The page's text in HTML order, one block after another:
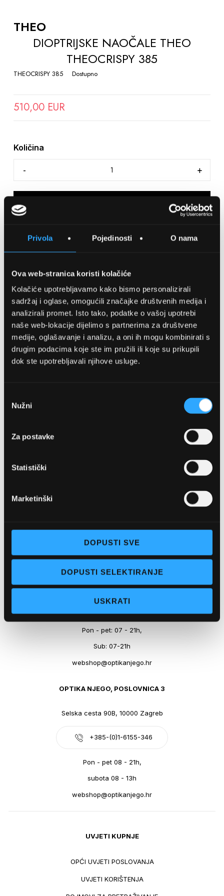
Privola Pojedinosti O nama
Ova web-stranica koristi kolačiće
Kolačiće upotrebljavamo kako bismo personalizirali
sadržaj i oglase, omogućili značajke društvenih medija i
analizirali promet. Isto tako, podatke o vašoj upotrebi
naše web-lokacije dijelimo s partnerima za društvene
medije, oglašavanje i analizu, a oni ih mogu kombinirati s
drugim podacima koje ste im pružili ili koje su prikupili
dok ste upotrebljavali njihove usluge.
pristanka
Nužni
Za postavke
Statistički
Marketinški
DOPUSTI SVE
DOPUSTI SELEKTIRANJE
USKRATI
THE
BEGINNING
GALLERY
THEO
DIOPTRIJSKE NAOČALE THEO
THEOCRISPY 385
THEOCRISPY 385 Dostupno
510,00 EUR
Količina
SPREMITE NA LISTU ŽELJA
Detalji
Podijeli s prijateljima
webshop@optikanjego.hr
OPTIKA NJEGO, POSLOVNICA 2
+385-(0)21-612-709
Pon - pet: 07 - 21h,
Sub: 07-21h
webshop@optikanjego.hr
OPTIKA NJEGO, POSLOVNICA 3
Selska cesta 90B, 10000 Zagreb
+385-(0)1-6155-346
Pon - pet 08 - 21h,
subota 08 - 13h
webshop@optikanjego.hr
UVJETI KUPNJE
OPĆI UVJETI POSLOVANJA
UVJETI KORIŠTENJA